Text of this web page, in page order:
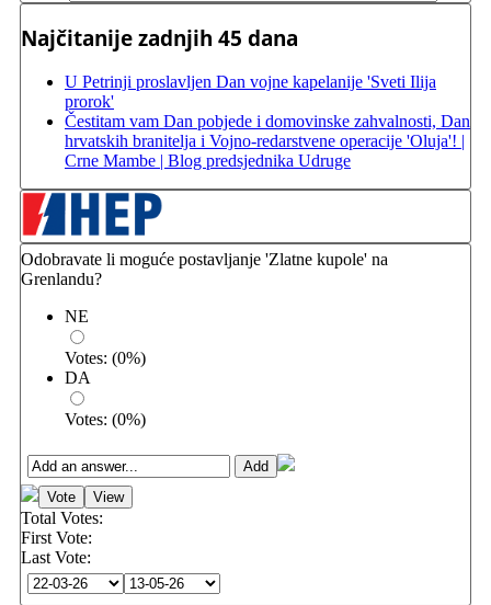
Najčitanije zadnjih 45 dana
U Petrinji proslavljen Dan vojne kapelanije 'Sveti Ilija
prorok'
Čestitam vam Dan pobjede i domovinske zahvalnosti, Dan
hrvatskih branitelja i Vojno-redarstvene operacije 'Oluja'! |
Crne Mambe | Blog predsjednika Udruge
Odobravate li moguće postavljanje 'Zlatne kupole' na
Grenlandu?
NE
Votes: (0%)
DA
Votes: (0%)
Total Votes:
First Vote:
Last Vote: